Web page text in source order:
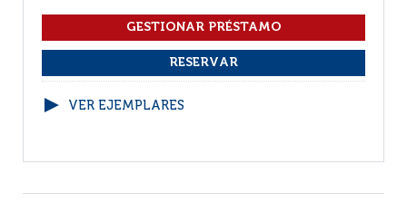
VER EJEMPLARES